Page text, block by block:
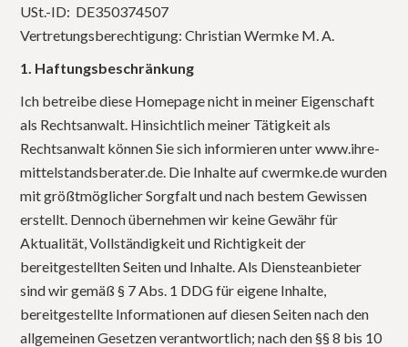
USt.-ID: DE350374507
Vertretungsberechtigung: Christian Wermke M. A.
1. Haftungsbeschränkung
Ich betreibe diese Homepage nicht in meiner Eigenschaft
als Rechtsanwalt. Hinsichtlich meiner Tätigkeit als
Rechtsanwalt können Sie sich informieren unter www.ihre-
mittelstandsberater.de. Die Inhalte auf cwermke.de wurden
mit größtmöglicher Sorgfalt und nach bestem Gewissen
erstellt. Dennoch übernehmen wir keine Gewähr für
Aktualität, Vollständigkeit und Richtigkeit der
bereitgestellten Seiten und Inhalte. Als Diensteanbieter
sind wir gemäß § 7 Abs. 1 DDG für eigene Inhalte,
bereitgestellte Informationen auf diesen Seiten nach den
allgemeinen Gesetzen verantwortlich; nach den §§ 8 bis 10